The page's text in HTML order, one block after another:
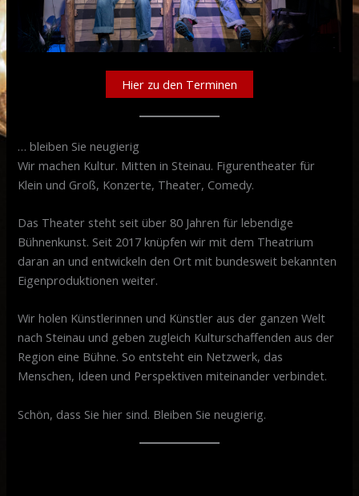
Hier zu den Terminen
… bleiben Sie neugierig
Wir machen Kultur. Mitten in Steinau. Figurentheater für
Klein und Groß, Konzerte, Theater, Comedy.
Das Theater steht seit über 80 Jahren für lebendige
Bühnenkunst. Seit 2017 knüpfen wir mit dem Theatrium
daran an und entwickeln den Ort mit bundesweit bekannten
Eigenproduktionen weiter.
Wir holen Künstlerinnen und Künstler aus der ganzen Welt
nach Steinau und geben zugleich Kulturschaffenden aus der
Region eine Bühne. So entsteht ein Netzwerk, das
Menschen, Ideen und Perspektiven miteinander verbindet.
Schön, dass Sie hier sind. Bleiben Sie neugierig.